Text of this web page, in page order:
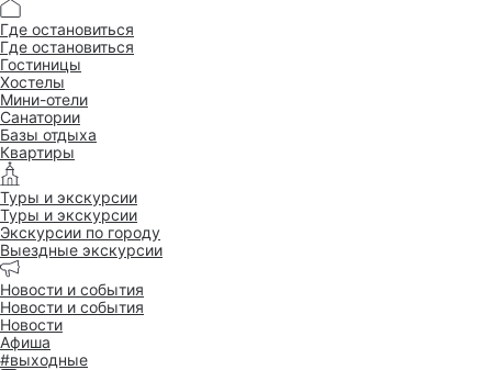
Где остановиться
Где остановиться
Гостиницы
Хостелы
Мини-отели
Санатории
Базы отдыха
Квартиры
Туры и экскурсии
Туры и экскурсии
Экскурсии по городу
Выездные экскурсии
Новости и события
Новости и события
Новости
Афиша
#выходные